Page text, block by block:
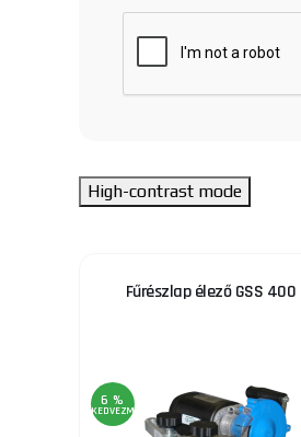
High-contrast mode
Fűrészlap élező GSS 400
6 %
KEDVEZMÉNY